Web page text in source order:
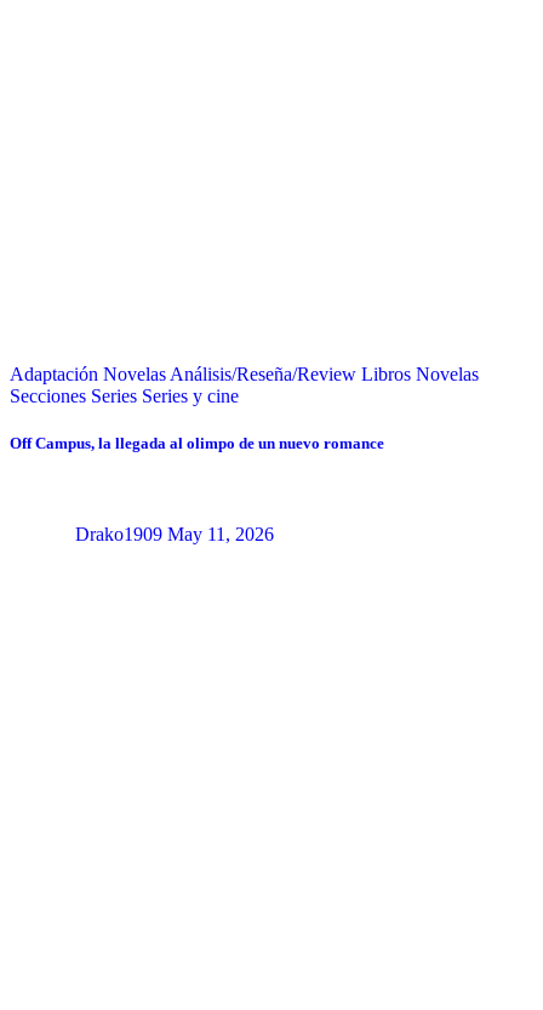
Adaptación Novelas Análisis/Reseña/Review Libros Novelas
Secciones Series Series y cine
Off Campus, la llegada al olimpo de un nuevo romance
Drako1909 May 11, 2026